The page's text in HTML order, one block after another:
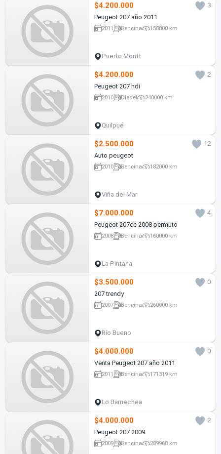
$4.200.000
3
Peugeot 207 año 2011
2011 Bencina 158000 km
Puerto Montt
$4.200.000
2
Peugeot 207 hdi
2010 Diesel 240000 km
Quilpué
$2.500.000
12
Auto peugeot
2010 Bencina 182000 km
Viña del Mar
$7.000.000
4
Peugeot 207cc 2008 permuto
2008 Bencina 160000 km
La Pintana
$3.500.000
0
207 trendy
2007 Bencina 260000 km
Río Bueno
$4.000.000
0
Venta Peugeot 207 año 2011
2011 Bencina 171319 km
Lo Barnechea
$4.000.000
2
Peugeot 207 2009
2009 Bencina 289968 km